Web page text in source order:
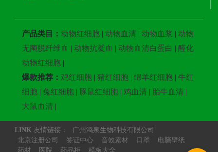
产品类目： 动物红细胞 | 动物血清 | 动物血浆 | 动物
无菌脱纤维血 | 动物抗凝血 | 动物血清白蛋白 | 醛化
动物红细胞 |
爆款推荐： 鸡红细胞 | 猪红细胞 | 绵羊红细胞 | 牛红
细胞 | 兔红细胞 | 豚鼠红细胞 | 鸡血清 | 胎牛血清 |
大鼠血清 |
LINK 友情链接：
广州鸿泉生物科技有限公司
北京注册公司
签证中心 音效素材 口罩
电脑壁纸
药材
医院 药品柜 模板大全